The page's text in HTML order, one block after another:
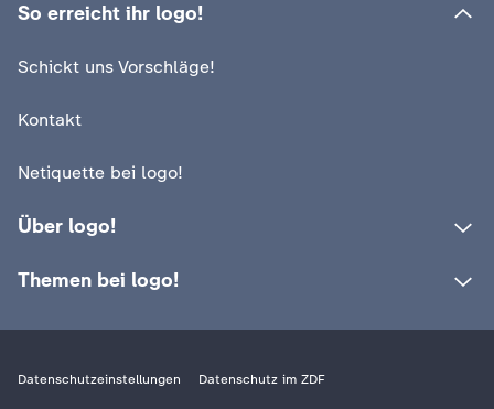
So niedrig steht das Wasser
So erreicht ihr logo!
Schickt uns Vorschläge!
Kontakt
Netiquette bei logo!
Über logo!
Themen bei logo!
Datenschutzeinstellungen Datenschutz im ZDF